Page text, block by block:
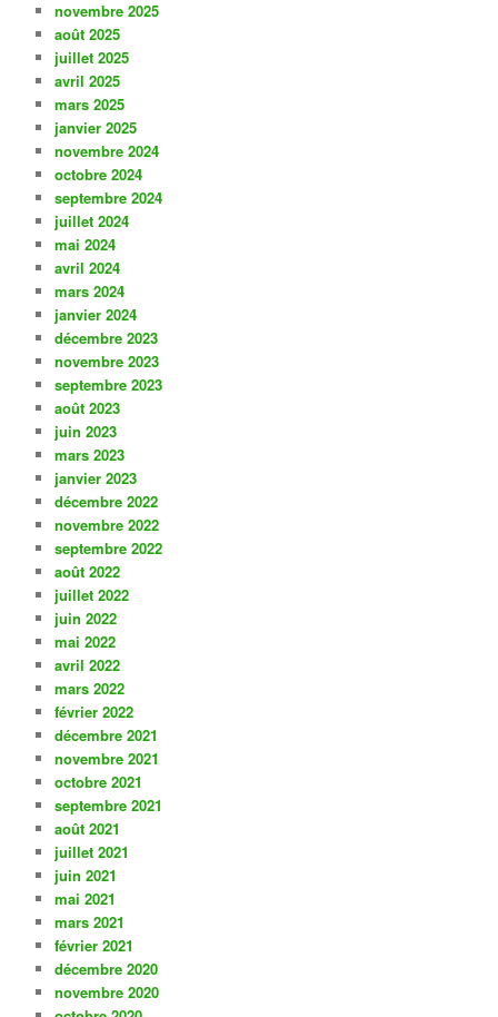
novembre 2025
août 2025
juillet 2025
avril 2025
mars 2025
janvier 2025
novembre 2024
octobre 2024
septembre 2024
juillet 2024
mai 2024
avril 2024
mars 2024
janvier 2024
décembre 2023
novembre 2023
septembre 2023
août 2023
juin 2023
mars 2023
janvier 2023
décembre 2022
novembre 2022
septembre 2022
août 2022
juillet 2022
juin 2022
mai 2022
avril 2022
mars 2022
février 2022
décembre 2021
novembre 2021
octobre 2021
septembre 2021
août 2021
juillet 2021
juin 2021
mai 2021
mars 2021
février 2021
décembre 2020
novembre 2020